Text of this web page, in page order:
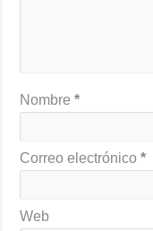
Nombre*
Correo electrónico*
Web